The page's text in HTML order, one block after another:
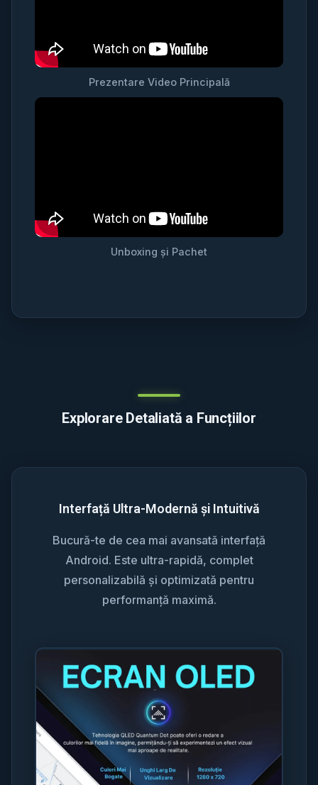
Prezentare Video Principală
Unboxing și Pachet
Explorare Detaliată a Funcțiilor
Interfață Ultra-Modernă și Intuitivă
Bucură-te de cea mai avansată interfață
Android. Este ultra-rapidă, complet
personalizabilă și optimizată pentru
performanță maximă.